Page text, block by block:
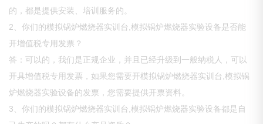
的，都是提供安装、培训服务的。
2、你们的模拟锅炉燃烧器实训台,模拟锅炉燃烧器实验设备是否能
开增值税专用发票？
答：可以的，我们是正规企业，并且已经升级到一般纳税人，可以
开具增值税专用发票，如果您需要开模拟锅炉燃烧器实训台,模拟锅
炉燃烧器实验设备的发票，您需要提供开票资料。
3、你们的模拟锅炉燃烧器实训台,模拟锅炉燃烧器实验设备都是自